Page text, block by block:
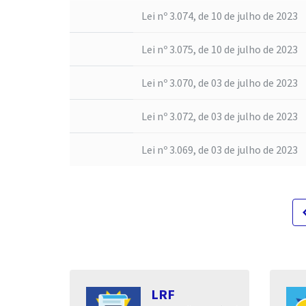
Lei nº 3.074, de 10 de julho de 2023
Lei nº 3.075, de 10 de julho de 2023
Lei nº 3.070, de 03 de julho de 2023
Lei nº 3.072, de 03 de julho de 2023
Lei nº 3.069, de 03 de julho de 2023
LRF